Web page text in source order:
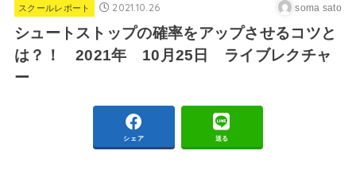
スクールレポート 2021.10.26 soma sato
シュートストップの確率をアップさせるコツと
は？！ 2021年 10月25日 ライブレクチャ
ー
シェア 送る